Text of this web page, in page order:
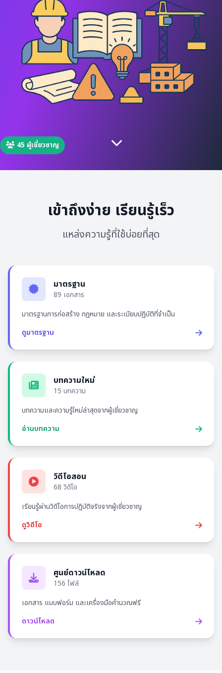
45 ผู้เชี่ยวชาญ
เข้าถึงง่าย เรียนรู้เร็ว
แหล่งความรู้ที่ใช้บ่อยที่สุด
มาตรฐาน
89 เอกสาร
มาตรฐานการก่อสร้าง กฎหมาย และระเบียบปฏิบัติที่จำเป็น
ดูมาตรฐาน
บทความใหม่
15 บทความ
บทความและความรู้ใหม่ล่าสุดจากผู้เชี่ยวชาญ
อ่านบทความ
วิดีโอสอน
68 วิดีโอ
เรียนรู้ผ่านวิดีโอการปฏิบัติจริงจากผู้เชี่ยวชาญ
ดูวิดีโอ
ศูนย์ดาวน์โหลด
156 ไฟล์
เอกสาร แบบฟอร์ม และเครื่องมือคำนวณฟรี
ดาวน์โหลด